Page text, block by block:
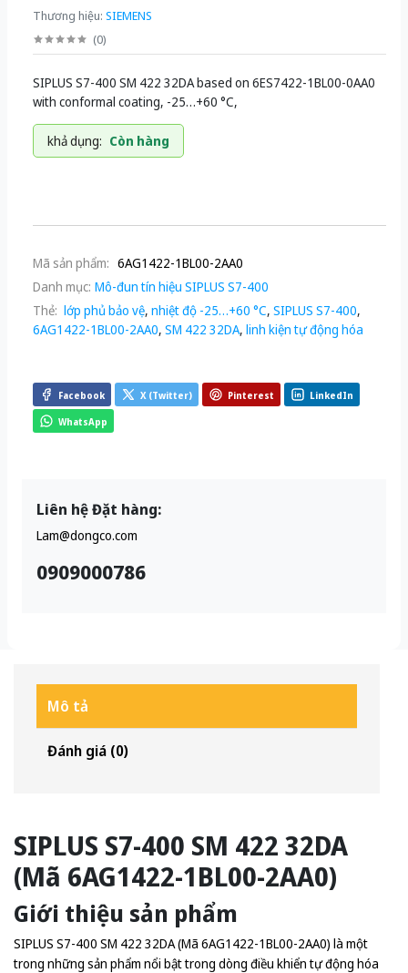
Thương hiệu: SIEMENS
(0)
SIPLUS S7-400 SM 422 32DA based on 6ES7422-1BL00-0AA0
with conformal coating, -25…+60 °C,
khả dụng: Còn hàng
Mã sản phẩm: 6AG1422-1BL00-2AA0
Danh mục: Mô-đun tín hiệu SIPLUS S7-400
Thẻ: lớp phủ bảo vệ, nhiệt độ -25…+60 °C, SIPLUS S7-400,
6AG1422-1BL00-2AA0, SM 422 32DA, linh kiện tự động hóa
Facebook X (Twitter) Pinterest LinkedIn
WhatsApp
Liên hệ Đặt hàng:
Lam@dongco.com
0909000786
Mô tả
Đánh giá (0)
SIPLUS S7-400 SM 422 32DA
(Mã 6AG1422-1BL00-2AA0)
Giới thiệu sản phẩm
SIPLUS S7-400 SM 422 32DA (Mã 6AG1422-1BL00-2AA0) là một
trong những sản phẩm nổi bật trong dòng điều khiển tự động hóa